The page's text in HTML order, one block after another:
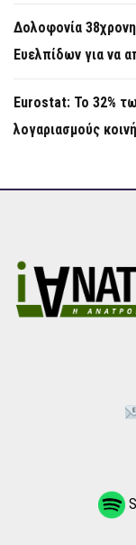
Δολοφονία
Ευελπίδων για να
Eurostat: Το 32%
λογαριασμούς